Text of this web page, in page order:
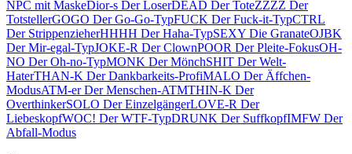
NPC mit MaskeDior-s Der LoserDEAD Der ToteZZZZ Der
TotstellerGOGO Der Go-Go-TypFUCK Der Fuck-it-TypCTRL
Der StrippenzieherHHHH Der Haha-TypSEXY Die GranateOJBK
Der Mir-egal-TypJOKE-R Der ClownPOOR Der Pleite-FokusOH-
NO Der Oh-no-TypMONK Der MönchSHIT Der Welt-
HaterTHAN-K Der Dankbarkeits-ProfiMALO Der Äffchen-
ModusATM-er Der Menschen-ATMTHIN-K Der
OverthinkerSOLO Der EinzelgängerLOVE-R Der
LiebeskopfWOC! Der WTF-TypDRUNK Der SuffkopfIMFW Der
Abfall-Modus